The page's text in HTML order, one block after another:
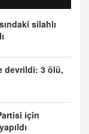
silahlı
devrildi: 3 ölü,
için